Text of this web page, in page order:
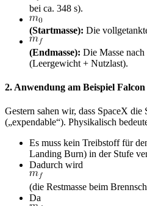
bei ca. 348 s).
(Startmasse): Die
(Endmasse): Die Masse
(Leergewicht + Nutzlast).
2. Anwendung am Beispiel
Gestern sahen wir, dass SpaceX die
(„expendable“). Physikalisch
Es muss kein Treibstoff für
Landing Burn) in der Stufe
Dadurch wird
(die Restmasse beim
Da